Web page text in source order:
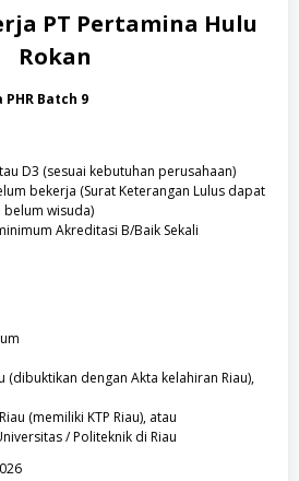
PT Pertamina Hulu
Rokan
Batch 9
D3 (sesuai kebutuhan perusahaan)
bekerja (Surat Keterangan Lulus dapat
wisuda)
Akreditasi B/Baik Sekali
(dibuktikan dengan Akta kelahiran Riau),
(memiliki KTP Riau), atau
/ Politeknik di Riau